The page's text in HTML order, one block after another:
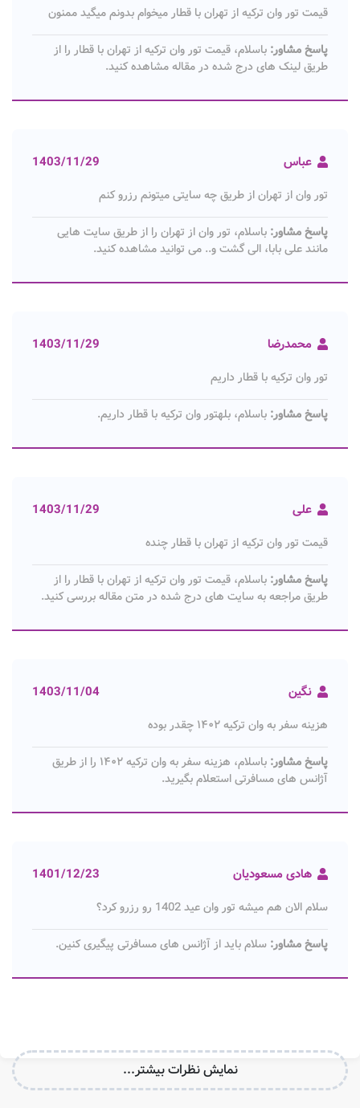
قیمت تور وان ترکیه از تهران با قطار میخوام بدونم میگید ممنون
پاسخ مشاور: باسلام، قیمت تور وان ترکیه از تهران با قطار را از
طریق لینک های درج شده در مقاله مشاهده کنید.
عباس 1403/11/29
تور وان از تهران از طریق چه سایتی میتونم رزرو کنم
پاسخ مشاور: باسلام، تور وان از تهران را از طریق سایت هایی
مانند علی بابا، الی گشت و.. می توانید مشاهده کنید.
محمدرضا 1403/11/29
تور وان ترکیه با قطار داریم
پاسخ مشاور: باسلام، بلهتور وان ترکیه با قطار داریم.
علی 1403/11/29
قیمت تور وان ترکیه از تهران با قطار چنده
پاسخ مشاور: باسلام، قیمت تور وان ترکیه از تهران با قطار را از
طریق مراجعه به سایت های درج شده در متن مقاله بررسی کنید.
نگین 1403/11/04
هزینه سفر به وان ترکیه ۱۴۰۲ چقدر بوده
پاسخ مشاور:
باسلام، هزینه سفر به وان ترکیه ۱۴۰۲ را از طریق
آژانس های مسافرتی استعلام بگیرید.
هادی مسعودیان 1401/12/23
سلام الان هم میشه تور وان عید 1402 رو رزرو کرد؟
پاسخ مشاور: سلام باید از آژانس های مسافرتی پیگیری کنین.
نمایش نظرات بیشتر...